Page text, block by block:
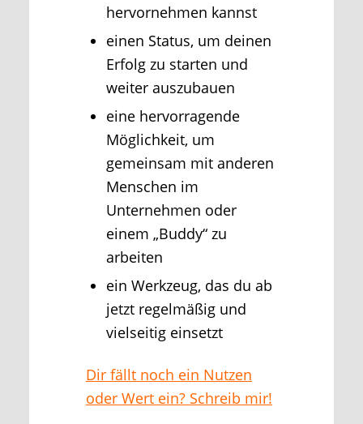
hervornehmen kannst
einen Status, um deinen
Erfolg zu starten und
weiter auszubauen
eine hervorragende
Möglichkeit, um
gemeinsam mit anderen
Menschen im
Unternehmen oder
einem „Buddy“ zu
arbeiten
ein Werkzeug, das du ab
jetzt regelmäßig und
vielseitig einsetzt
Dir fällt noch ein Nutzen
oder Wert ein? Schreib mir!